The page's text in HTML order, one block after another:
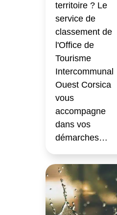
territoire ? Le
service de
classement de
l'Office de
Tourisme
Intercommunal
Ouest Corsica
vous
accompagne
dans vos
démarches…